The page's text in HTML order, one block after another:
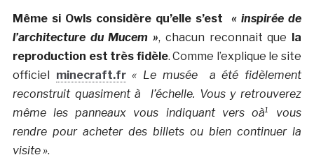
Même si Owls considère qu’elle s’est« inspirée de
l’architecture du Mucem », chacun reconnait que la
reproduction est très fidèle. Comme l’explique le site
officiel minecraft.fr « Le musée a été fidèlement
reconstruit quasiment à l’échelle. Vous y retrouverez
même les panneaux vous indiquant vers oà¹ vous
rendre pour acheter des billets ou bien continuer la
visite ».